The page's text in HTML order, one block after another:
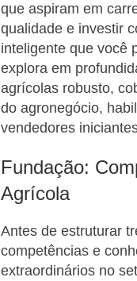
que aspiram em
qualidade e investir
inteligente que você
explora em
agrícolas robusto,
do agronegócio,
vendedores
Fundação:
Agrícola
Antes de estruturar
competências e
extraordinários no